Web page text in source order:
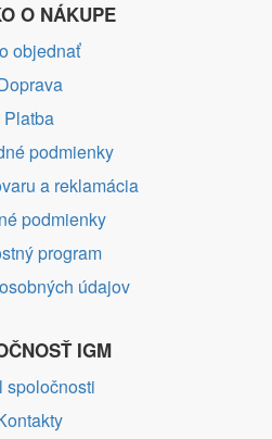
O NÁKUPE
objednať
Platba
podmienky
a reklamácia
podmienky
program
údajov
IGM
spoločnosti